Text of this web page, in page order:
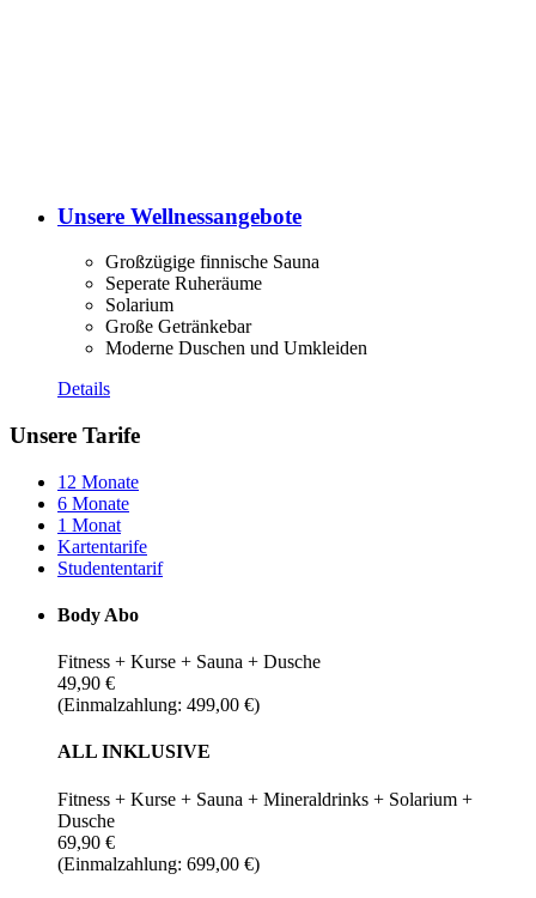
Unsere Wellnessangebote
Großzügige finnische Sauna
Seperate Ruheräume
Solarium
Große Getränkebar
Moderne Duschen und Umkleiden
Details
Unsere Tarife
12 Monate
6 Monate
1 Monat
Kartentarife
Studententarif
Body Abo
Fitness + Kurse + Sauna + Dusche
49,90 €
(Einmalzahlung: 499,00 €)
ALL INKLUSIVE
Fitness + Kurse + Sauna + Mineraldrinks + Solarium +
Dusche
69,90 €
(Einmalzahlung: 699,00 €)